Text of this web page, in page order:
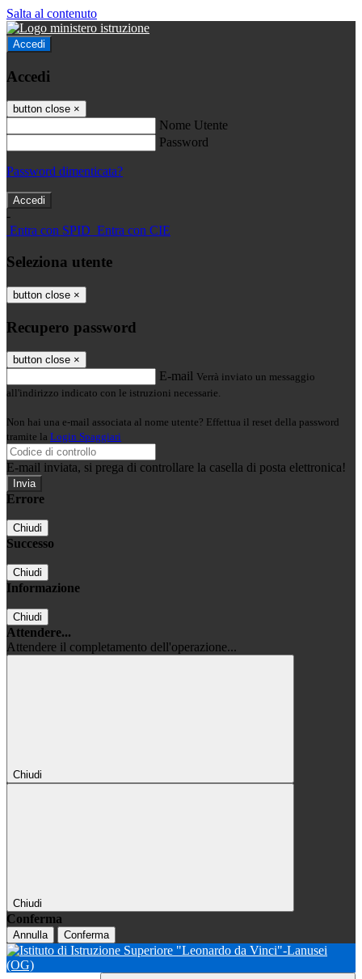
Salta al contenuto
Accedi
Accedi
button close ×
Nome Utente
Password
Password dimenticata?
-
Entra con SPID Entra con CIE
Seleziona utente
button close ×
Recupero password
button close ×
E-mail Verrà inviato un messaggio
all'indirizzo indicato con le istruzioni necessarie.
Non hai una e-mail associata al nome utente? Effettua il reset della password
tramite la Login Spaggiari
E-mail inviata, si prega di controllare la casella di posta elettronica!
Errore
Chiudi
Successo
Chiudi
Informazione
Chiudi
Attendere...
Attendere il completamento dell'operazione...
Chiudi
Chiudi
Conferma
Annulla Conferma